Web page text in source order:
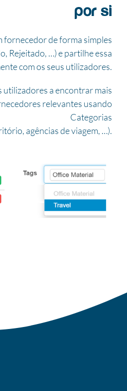
por si
fornecedor de forma simples
Rejeitado, …) e partilhe essa
com os seus utilizadores.
utilizadores a encontrar mais
relevantes usando
Categorias
agências de viagem, …).